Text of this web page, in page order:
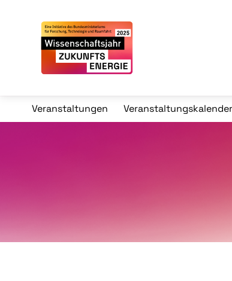
Veranstaltungen Veranstaltungskalender